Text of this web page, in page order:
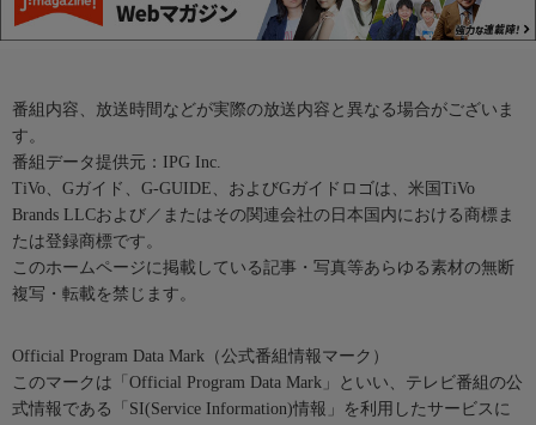
番組内容、放送時間などが実際の放送内容と異なる場合がございま
す。
番組データ提供元：IPG Inc.
TiVo、Gガイド、G-GUIDE、およびGガイドロゴは、米国TiVo
Brands LLCおよび／またはその関連会社の日本国内における商標ま
たは登録商標です。
このホームページに掲載している記事・写真等あらゆる素材の無断
複写・転載を禁じます。
Official Program Data Mark（公式番組情報マーク）
このマークは「Official Program Data Mark」といい、テレビ番組の公
式情報である「SI(Service Information)情報」を利用したサービスに